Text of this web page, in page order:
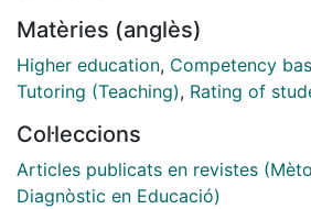
reflexió. Des de la percepció dels
identificat un conjunt d"elements
transferència de competències en
d"una planificació conjunta i d"una
específica des de cadascun dels
vertebrada des de la reflexió-
Matèries (anglès)
Higher education, Competency
Tutoring (Teaching), Rating of
Col·leccions
Articles publicats en revistes
Diagnòstic en Educació)